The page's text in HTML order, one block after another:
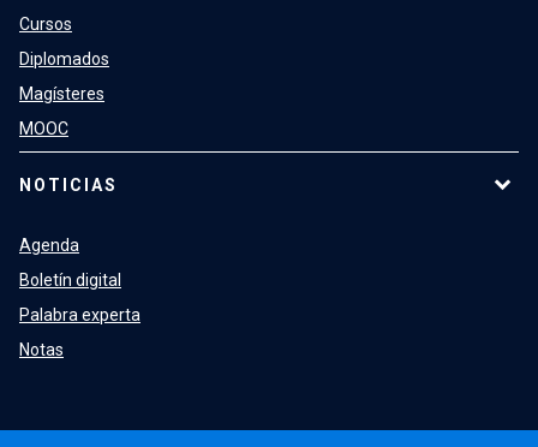
Cursos
Diplomados
Magísteres
MOOC
NOTICIAS
Agenda
Boletín digital
Palabra experta
Notas